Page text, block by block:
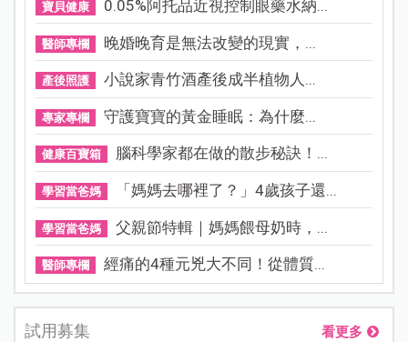
寶貝健康 0.05%阿托品近視控制眼藥水納...
醫師專欄 晚婚晚育是無法改變的現實，...
產後照護 小說家青竹酒產後成半植物人...
專家專欄 守護寶寶的黃金睡眠：為什麼...
健康百寶箱 腦科學家都在做的散步秘訣！...
學習當爸媽 「媽媽去哪裡了？」4歲孩子還...
學習當爸媽 父親節特輯｜媽媽餵母奶時，...
醫師專欄 經痛的4種元兇大不同！從體質...
試用募集 看更多